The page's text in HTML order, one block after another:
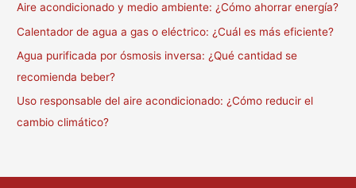
Aire acondicionado y medio ambiente: ¿Cómo ahorrar energía?
Calentador de agua a gas o eléctrico: ¿Cuál es más eficiente?
Agua purificada por ósmosis inversa: ¿Qué cantidad se
recomienda beber?
Uso responsable del aire acondicionado: ¿Cómo reducir el
cambio climático?